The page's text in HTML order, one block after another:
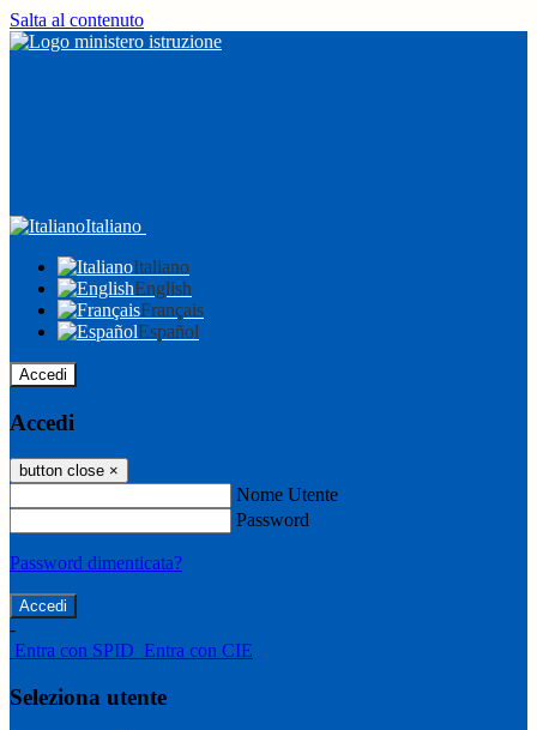
Salta al contenuto
Italiano
Italiano
English
Français
Español
Accedi
Accedi
button close ×
Nome Utente
Password
Password dimenticata?
-
Entra con SPID Entra con CIE
Seleziona utente